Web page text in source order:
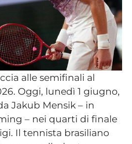
alle semifinali al
Oggi, lunedì 1 giugno,
Jakub Mensik – in
– nei quarti di finale
Il tennista brasiliano